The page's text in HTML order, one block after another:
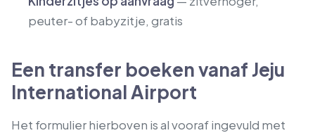
peuter- of babyzitje, gratis
Een transfer boeken vanaf Jeju
International Airport
Het formulier hierboven is al vooraf ingevuld met